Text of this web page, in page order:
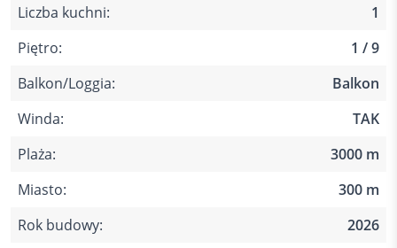
Liczba kuchni:
1
Piętro:
1 / 9
Balkon/Loggia:
Balkon
Winda:
TAK
Plaża:
3000 m
Miasto:
300 m
Rok budowy:
2026